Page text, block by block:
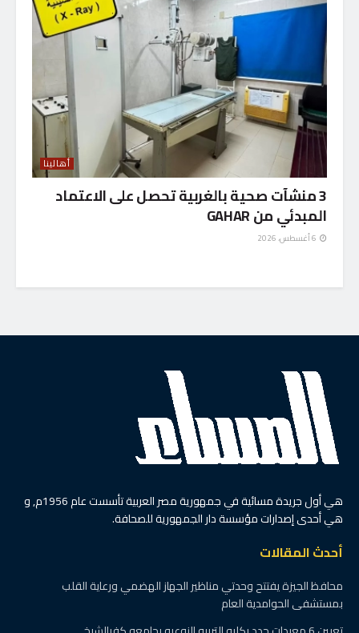
أهالينا
3 منشآت صحية بالغربية تحصل على الاعتماد
المبدئي من GAHAR
هي أول جريدة مسائية في جمهورية مصر العربية تأسست عام 1956م, و
هي أحدى إصدارات مؤسسة دار الجمهورية للصحافة.
أحدث المقالات
محافظ الجيزة يفتتح وحدتي مناظير الجهاز الهضمي ورعاية القلب
بمستشفى الحوامدية العام